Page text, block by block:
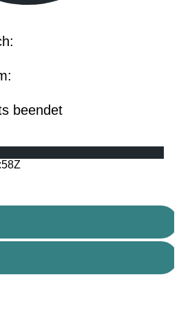
beendet